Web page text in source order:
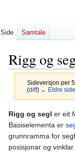
Rigg og
Sideversjon per
(diff) ← Eldre
Hopp
til
navigering
Hopp
til
søk
Rigg og segl er eit
Basiselementa er
grunnramma for
posisjonar og
Side Samtale